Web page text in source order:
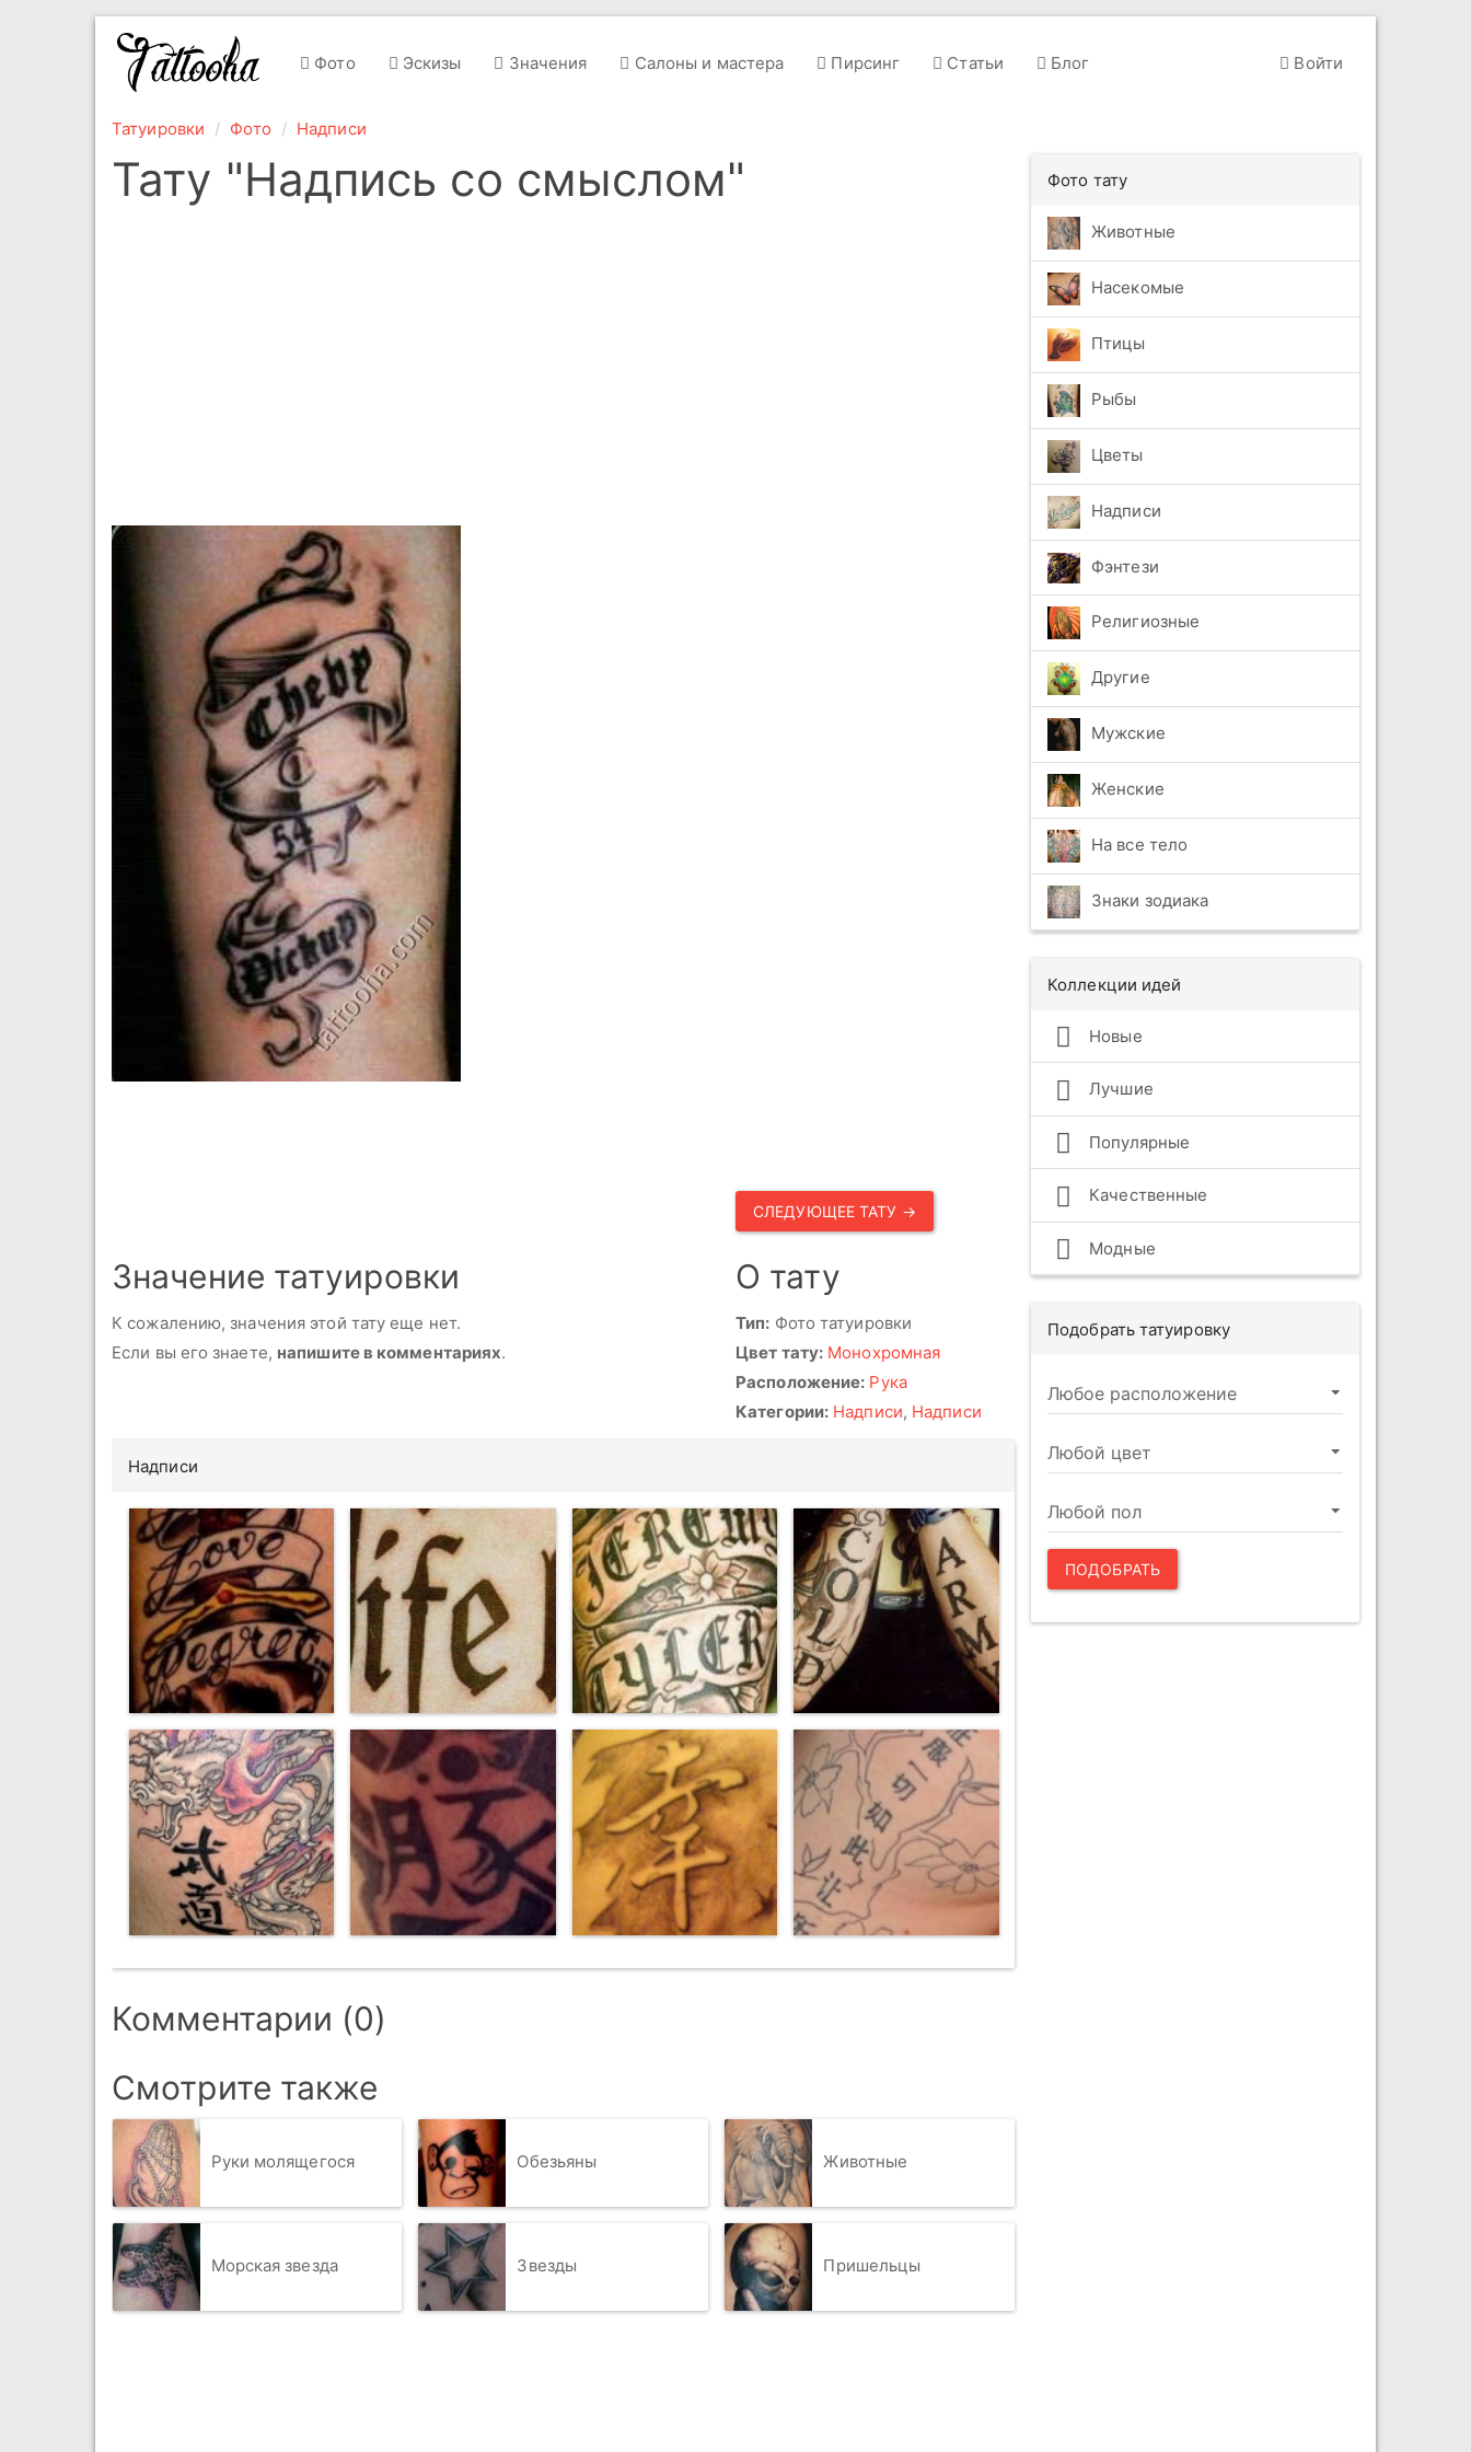
Фото Эскизы Значения Салоны и мастера Пирсинг Статьи Блог Войти
Татуировки Фото Надписи
Тату "Надпись со смыслом"
СЛЕДУЮЩЕЕ ТАТУ →
Значение татуировки
К сожалению, значения этой тату еще нет.
Если вы его знаете, напишите в комментариях.
О тату
Тип: Фото татуировки
Цвет тату: Монохромная
Расположение: Рука
Категории: Надписи, Надписи
Надписи
Комментарии (0)
Смотрите также
Руки молящегося Обезьяны Животные
Морская звезда Звезды Пришельцы
Фото тату
Животные
Насекомые
Птицы
Рыбы
Цветы
Надписи
Фэнтези
Религиозные
Другие
Мужские
Женские
На все тело
Знаки зодиака
Коллекции идей
Новые
Лучшие
Популярные
Качественные
Модные
Подобрать татуировку
ПОДОБРАТЬ